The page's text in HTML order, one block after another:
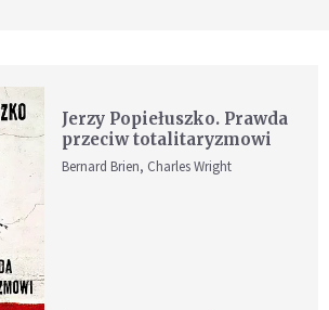
Jerzy Popiełuszko. Prawda
przeciw totalitaryzmowi
Bernard Brien, Charles Wright